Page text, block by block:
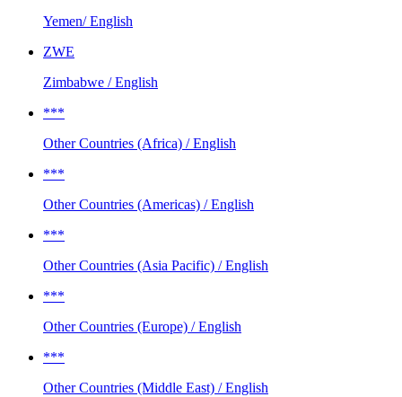
Yemen/ English
ZWE
Zimbabwe / English
***
Other Countries (Africa) / English
***
Other Countries (Americas) / English
***
Other Countries (Asia Pacific) / English
***
Other Countries (Europe) / English
***
Other Countries (Middle East) / English